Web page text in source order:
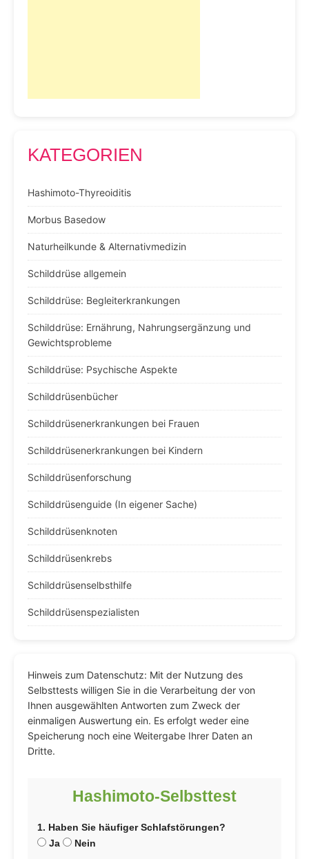
KATEGORIEN
Hashimoto-Thyreoiditis
Morbus Basedow
Naturheilkunde & Alternativmedizin
Schilddrüse allgemein
Schilddrüse: Begleiterkrankungen
Schilddrüse: Ernährung, Nahrungsergänzung und
Gewichtsprobleme
Schilddrüse: Psychische Aspekte
Schilddrüsenbücher
Schilddrüsenerkrankungen bei Frauen
Schilddrüsenerkrankungen bei Kindern
Schilddrüsenforschung
Schilddrüsenguide (In eigener Sache)
Schilddrüsenknoten
Schilddrüsenkrebs
Schilddrüsenselbsthilfe
Schilddrüsenspezialisten
Hinweis zum Datenschutz: Mit der Nutzung des
Selbsttests willigen Sie in die Verarbeitung der von
Ihnen ausgewählten Antworten zum Zweck der
einmaligen Auswertung ein. Es erfolgt weder eine
Speicherung noch eine Weitergabe Ihrer Daten an
Dritte.
Hashimoto-Selbsttest
1. Haben Sie häufiger Schlafstörungen?
Ja
Nein